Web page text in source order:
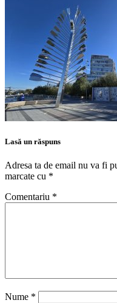
Lasă un răspuns
Adresa ta de email nu va fi
marcate cu *
Comentariu *
Nume *